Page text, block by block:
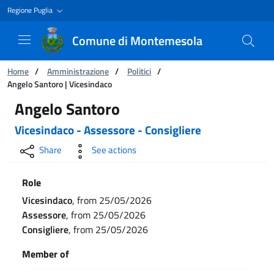
Regione Puglia
Comune di Montemesola
You are:
Home / Amministrazione / Politici /
Angelo Santoro | Vicesindaco
Angelo Santoro | Vicesindaco
Angelo Santoro
Vicesindaco Assessore Consigliere
Share See actions
Role
Vicesindaco, from 25/05/2026
Assessore, from 25/05/2026
Consigliere, from 25/05/2026
Member of